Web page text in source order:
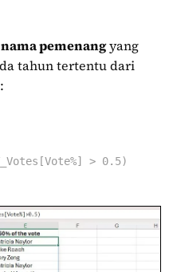
nama pemenangyang
tahun tertentu dari
> 0.5)